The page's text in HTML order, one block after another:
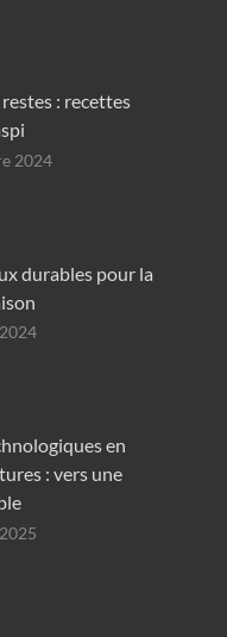
: recettes
2024
durables pour la
en
: vers une